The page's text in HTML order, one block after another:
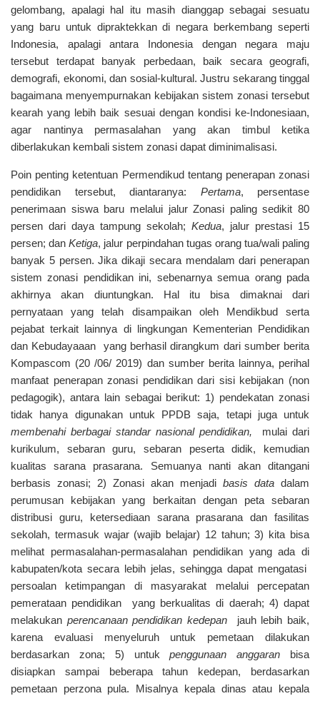
gelombang, apalagi hal itu masih dianggap sebagai sesuatu
yang baru untuk dipraktekkan di negara berkembang seperti
Indonesia, apalagi antara Indonesia dengan negara maju
tersebut terdapat banyak perbedaan, baik secara geografi,
demografi, ekonomi, dan sosial-kultural. Justru sekarang tinggal
bagaimana menyempurnakan kebijakan sistem zonasi tersebut
kearah yang lebih baik sesuai dengan kondisi ke-Indonesiaan,
agar nantinya permasalahan yang akan timbul ketika
diberlakukan kembali sistem zonasi dapat diminimalisasi.
Poin penting ketentuan Permendikud tentang penerapan zonasi
pendidikan tersebut, diantaranya: Pertama, persentase
penerimaan siswa baru melalui jalur Zonasi paling sedikit 80
persen dari daya tampung sekolah; Kedua, jalur prestasi 15
persen; danKetiga, jalur perpindahan tugas orang tua/wali paling
banyak 5 persen. Jika dikaji secara mendalam dari penerapan
sistem zonasi pendidikan ini, sebenarnya semua orang pada
akhirnya akan diuntungkan. Hal itu bisa dimaknai dari
pernyataan yang telah disampaikan oleh Mendikbud serta
pejabat terkait lainnya di lingkungan Kementerian Pendidikan
dan Kebudayaaan yang berhasil dirangkum dari sumber berita
Kompascom (20 /06/ 2019) dan sumber berita lainnya, perihal
manfaat penerapan zonasi pendidikan dari sisi kebijakan (non
pedagogik), antara lain sebagai berikut: 1) pendekatan zonasi
tidak hanya digunakan untuk PPDB saja, tetapi juga untuk
membenahi berbagai standar nasional pendidikan, mulai dari
kurikulum, sebaran guru, sebaran peserta didik, kemudian
kualitas sarana prasarana. Semuanya nanti akan ditangani
berbasis zonasi; 2) Zonasi akan menjadi basis data dalam
perumusan kebijakan yang berkaitan dengan peta sebaran
distribusi guru, ketersediaan sarana prasarana dan fasilitas
sekolah, termasuk wajar (wajib belajar) 12 tahun; 3) kita bisa
melihat permasalahan-permasalahan pendidikan yang ada di
kabupaten/kota secara lebih jelas, sehingga dapat mengatasi
persoalan ketimpangan di masyarakat melalui percepatan
pemerataan pendidikan yang berkualitas di daerah; 4) dapat
melakukan perencanaan pendidikan kedepan
jauh lebih baik,
karena evaluasi menyeluruh untuk pemetaan dilakukan
berdasarkan zona; 5) untukpenggunaan anggaran bisa
disiapkan sampai beberapa tahun kedepan, berdasarkan
pemetaan perzona pula. Misalnya kepala dinas atau kepala